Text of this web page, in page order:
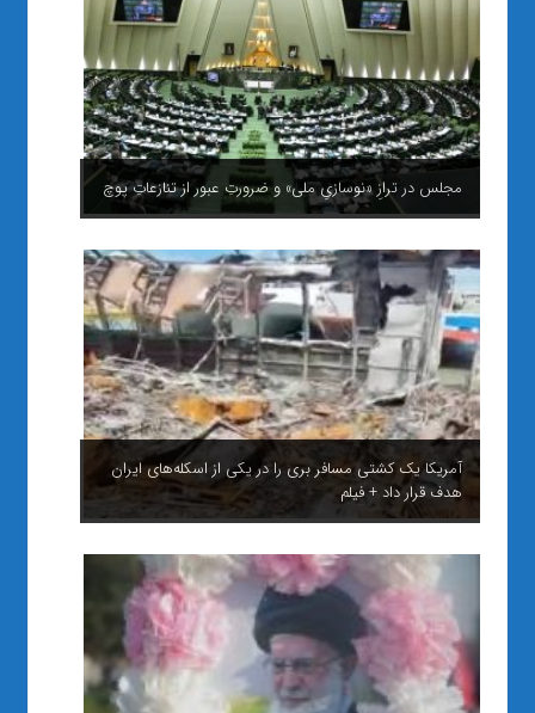
مجلس در ترازِ «نوسازیِ ملی» و ضرورتِ عبور از تنازعاتِ پوچ
آمریکا یک کشتی مسافر بری را در یکی از اسکله‌های ایران
هدف قرار داد + فیلم